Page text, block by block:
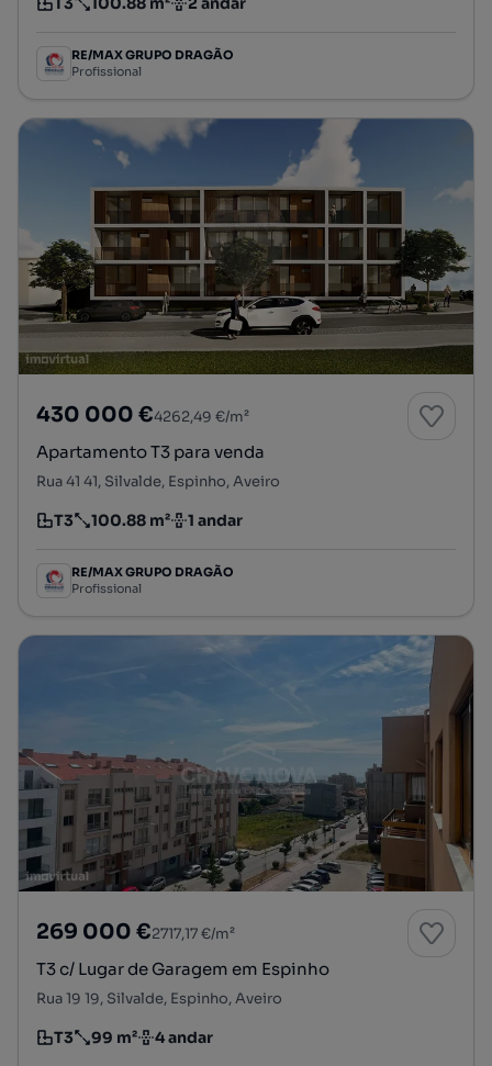
Tipologia
Preço por metro quadrado
Andar
RE/MAX GRUPO DRAGÃO
Profissional
430 000 €4262,49 €/m²
Apartamento T3 para venda
Rua 41 41, Silvalde, Espinho, Aveiro
Tipologia
T3
Preço por metro quadrado
100.88 m²
Andar 1 andar
RE/MAX GRUPO DRAGÃO
Profissional
269 000 €2717,17 €/m²
T3 c/ Lugar de Garagem em Espinho
Rua 19 19, Silvalde, Espinho, Aveiro
Tipologia
T3
Preço por metro quadrado
99 m²
Andar 4 andar